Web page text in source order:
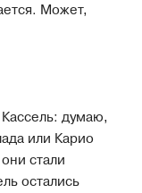
Может,
думаю,
или Карио
стали
остались